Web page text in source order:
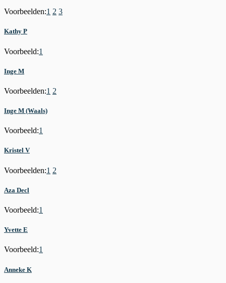
Voorbeelden:1 2 3
Kathy P
Voorbeeld:1
Inge M
Voorbeelden:1 2
Inge M (Waals)
Voorbeeld:1
Kristel V
Voorbeelden:1 2
Aza Decl
Voorbeeld:1
Yvette E
Voorbeeld:1
Anneke K